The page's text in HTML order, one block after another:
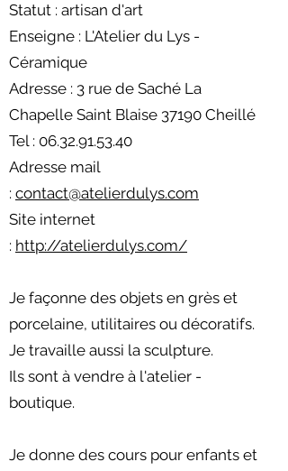
Statut : artisan d'art
Enseigne : L'Atelier du Lys -
Céramique
Adresse : 3 rue de Saché La
Chapelle Saint Blaise 37190 Cheillé
Tel : 06.32.91.53.40
Adresse mail
: contact@atelierdulys.com
Site internet
: http://atelierdulys.com/
Je façonne des objets en grès et
porcelaine, utilitaires ou décoratifs.
Je travaille aussi la sculpture.
Ils sont à vendre à l'atelier -
boutique.
Je donne des cours pour enfants et